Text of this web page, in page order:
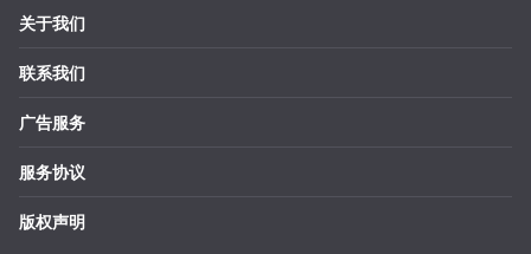
关于我们
联系我们
广告服务
服务协议
版权声明